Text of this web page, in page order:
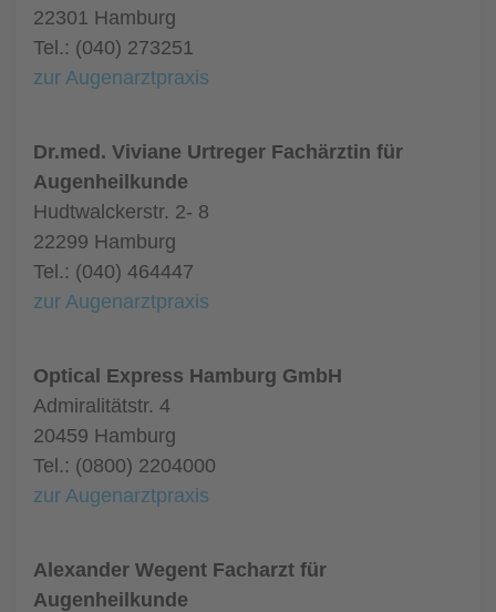
22301 Hamburg
Tel.: (040) 273251
zur Augenarztpraxis
Dr.med. Viviane Urtreger Fachärztin für
Augenheilkunde
Hudtwalckerstr. 2- 8
22299 Hamburg
Tel.: (040) 464447
zur Augenarztpraxis
Optical Express Hamburg GmbH
Admiralitätstr. 4
20459 Hamburg
Tel.: (0800) 2204000
zur Augenarztpraxis
Alexander Wegent Facharzt für
Augenheilkunde